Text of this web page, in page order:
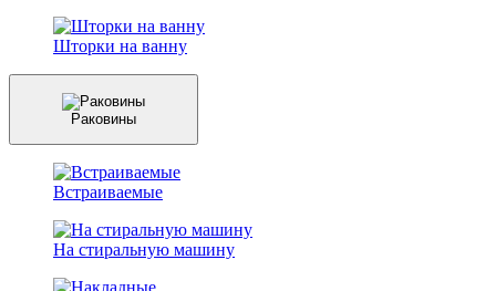
Шторки на ванну
Раковины
Встраиваемые
На стиральную машину